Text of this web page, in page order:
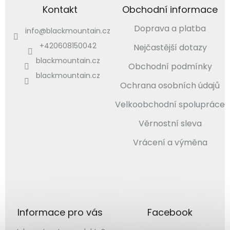
Kontakt
info@blackmountain.cz
+420608150042
blackmountain.cz
blackmountain.cz
Obchodní informace
Doprava a platba
Nejčastější dotazy
Obchodní podmínky
Ochrana osobních údajů
Velkoobchodní spolupráce
Věrnostní sleva
Vrácení a výměna
Informace pro vás Facebook